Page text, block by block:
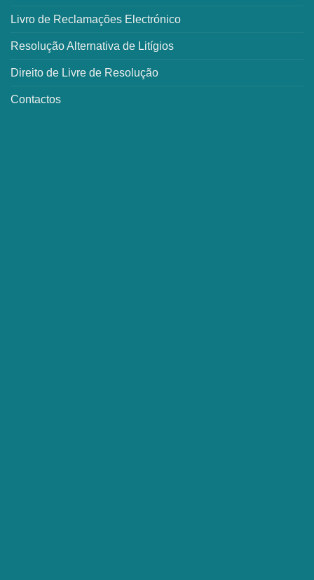
Livro de Reclamações Electrónico
Resolução Alternativa de Litígios
Direito de Livre de Resolução
Contactos